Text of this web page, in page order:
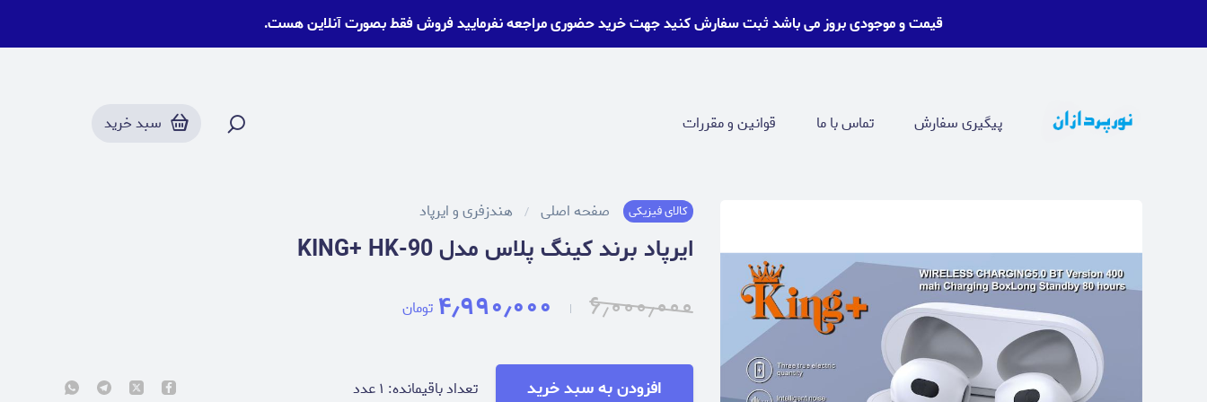
قیمت و موجودی بروز می باشد ثبت سفارش کنید جهت خرید حضوری مراجعه نفرمایید فروش فقط بصورت آنلاین هست.
پیگیری سفارش تماس با ما قوانین و مقررات سبد خرید
کالای فیزیکی صفحه اصلی هندزفری و ایرپاد
ایرپاد برند کینگ پلاس مدل KING+ HK-90
۶٫۰۰۰٫۰۰۰ ۴٫۹۹۰٫۰۰۰ تومان
افزودن به سبد خرید تعداد باقیمانده: ۱عدد